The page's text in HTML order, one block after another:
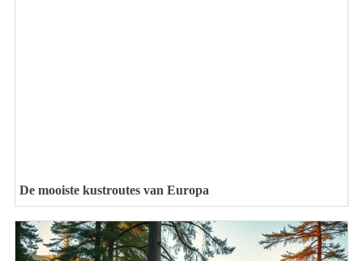
De mooiste kustroutes van Europa